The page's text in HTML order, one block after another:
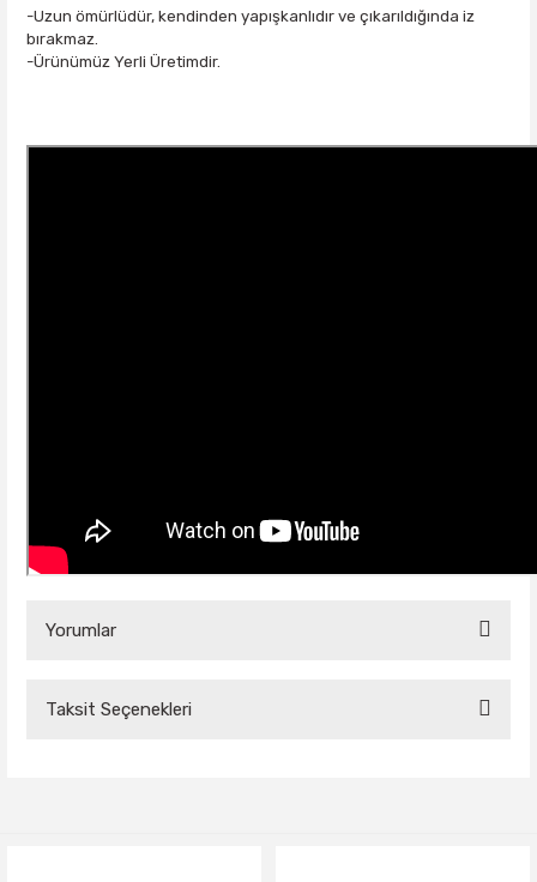
-Uzun ömürlüdür, kendinden yapışkanlıdır ve çıkarıldığında iz
bırakmaz.
-Ürünümüz Yerli Üretimdir.
Yorumlar
Taksit Seçenekleri